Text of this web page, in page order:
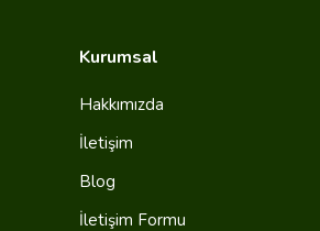
Kurumsal
Hakkımızda
İletişim
Blog
İletişim Formu